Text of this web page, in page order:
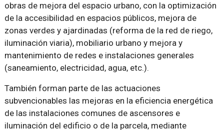
obras de mejora del espacio urbano, con la optimización
de la accesibilidad en espacios públicos, mejora de
zonas verdes y ajardinadas (reforma de la red de riego,
iluminación viaria), mobiliario urbano y mejora y
mantenimiento de redes e instalaciones generales
(saneamiento, electricidad, agua, etc.).
También forman parte de las actuaciones
subvencionables las mejoras en la eficiencia energética
de las instalaciones comunes de ascensores e
iluminación del edificio o de la parcela, mediante